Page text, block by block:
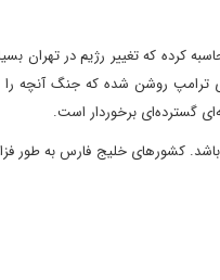
که تغییر رژیم در تهران
روشن شده که جنگ آنچه را
گسترده‌ای برخوردار است.
کشورهای خلیج فارس به طور